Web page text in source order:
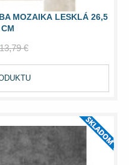
MOZAIKA LESKLÁ 26,5
€